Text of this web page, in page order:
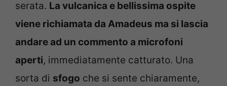
serata. La vulcanica e bellissima ospite
viene richiamata da Amadeus ma si lascia
andare ad un commento a microfoni
aperti, immediatamente catturato. Una
sorta di sfogo che si sente chiaramente,